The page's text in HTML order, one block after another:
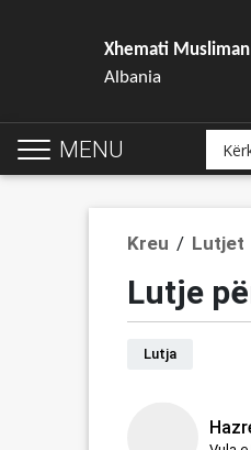
Xhemati
Albania
MENU
Kreu / Lutjet
Lutje
Lutja